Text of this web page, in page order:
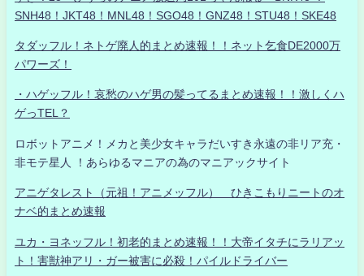
SNH48！JKT48！MNL48！SGO48！GNZ48！STU48！SKE48
タダッフル！ネトゲ廃人的まとめ速報！！ネット乞食DE2000万
パワーズ！
・ハゲッフル！哀愁のハゲ男の髪ってるまとめ速報！！激しくハ
ゲっTEL？
ロボットアニメ！メカと美少女キャラだいすき永遠の非リア充・
非モテ星人 ！あらゆるマニアの為のマニアックサイト
アニゲタレスト（元祖！アニメッフル） ひきこもりニートのオ
ナベ的まとめ速報
ユカ・ヨネッフル！初老的まとめ速報！！大帝イタチにラリアッ
ト！害獣神アリ・ガー被害に必殺！パイルドライバー